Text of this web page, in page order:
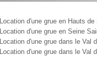
Location d'une grue en Hauts de
Location d'une grue en Seine
Location d'une grue dans le Val
Location d'une grue dans le Val